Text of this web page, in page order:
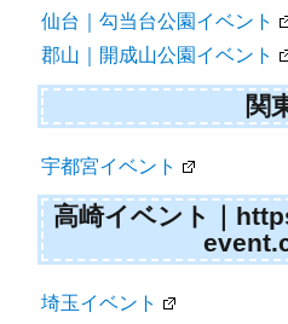
仙台｜勾当台公園イベント
郡山｜開成山公園イベント
関
宇都宮イベント
高崎イベント｜
埼玉イベント